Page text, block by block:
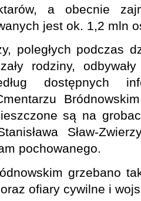
a obecnie
jest ok. 1,2 mln
poległych podczas
rodziny,
dostępnych
są na
Sław-
pochowanego.
grzebano
oraz ofiary cywilne i